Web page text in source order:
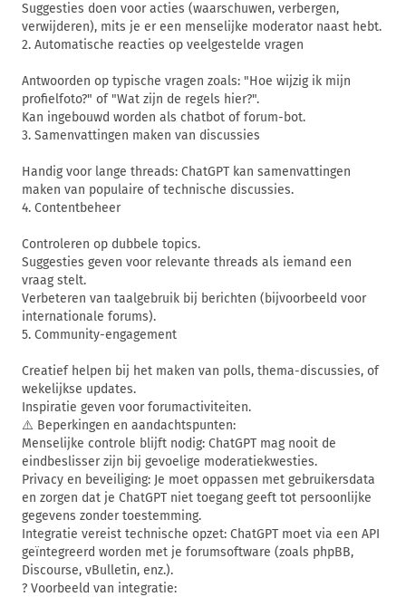
Suggesties doen voor acties (waarschuwen, verbergen,
verwijderen), mits je er een menselijke moderator naast hebt.
2. Automatische reacties op veelgestelde vragen
Antwoorden op typische vragen zoals: "Hoe wijzig ik mijn
profielfoto?" of "Wat zijn de regels hier?".
Kan ingebouwd worden als chatbot of forum-bot.
3. Samenvattingen maken van discussies
Handig voor lange threads: ChatGPT kan samenvattingen
maken van populaire of technische discussies.
4. Contentbeheer
Controleren op dubbele topics.
Suggesties geven voor relevante threads als iemand een
vraag stelt.
Verbeteren van taalgebruik bij berichten (bijvoorbeeld voor
internationale forums).
5. Community-engagement
Creatief helpen bij het maken van polls, thema-discussies, of
wekelijkse updates.
Inspiratie geven voor forumactiviteiten.
⚠️ Beperkingen en aandachtspunten:
Menselijke controle blijft nodig: ChatGPT mag nooit de
eindbeslisser zijn bij gevoelige moderatiekwesties.
Privacy en beveiliging: Je moet oppassen met gebruikersdata
en zorgen dat je ChatGPT niet toegang geeft tot persoonlijke
gegevens zonder toestemming.
Integratie vereist technische opzet: ChatGPT moet via een API
geïntegreerd worden met je forumsoftware (zoals phpBB,
Discourse, vBulletin, enz.).
? Voorbeeld van integratie: